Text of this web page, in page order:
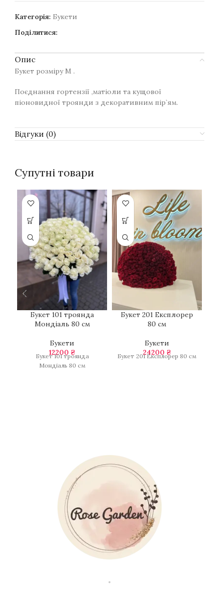
Категорія: Букети
Поділитися:
Опис
Букет розміру М .
Поєднання гортензії ,матіоли та кущової
піоновидної троянди з декоративним пір`ям.
Відгуки (0)
Супутні товари
Букет 101 троянда
Мондіаль 80 см
Букети
12200 ₴
Букет 101 троянда
Мондіаль 80 см
Букет 201 Експлорер
80 см
Букети
24200 ₴
Букет 201 Експлорер 80 см